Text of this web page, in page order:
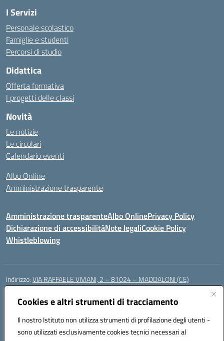
Cookies e altri strumenti di tracciamento
Il nostro Istituto non utilizza strumenti di profilazione degli utenti -
sono utilizzati esclusivamente cookies tecnici necessari al
I Servizi
Personale scolastico
Famiglie e studenti
Percorsi di studio
Didattica
Offerta formativa
I progetti delle classi
Novità
Le notizie
Le circolari
Calendario eventi
Albo Online
Amministrazione trasparente
Amministrazione trasparenteAlbo OnlinePrivacy Policy
Dichiarazione di accessibilitàNote legaliCookie Policy
Whistleblowing
Indirizzo:VIA RAFFAELE VIVIANI, 2 – 81024 – MADDALONI (CE)
Centralino:
Posta elettronica certificata (PEC):ceic8av00r@pec.istruzione.it
Codice fiscale: 93086020612
Codice meccanografico:CEIC8AV00R